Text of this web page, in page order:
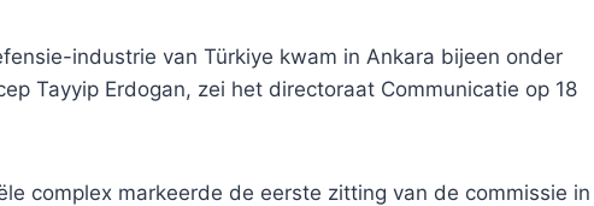
industrie van Türkiye kwam in Ankara bijeen onder
Tayyip Erdogan, zei het directoraat Communicatie op 18
complex markeerde de eerste zitting van de commissie in